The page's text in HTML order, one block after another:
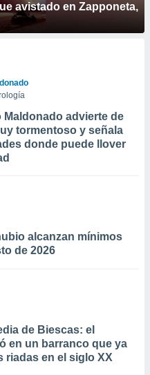
avistado en Zapponeta,
advierte de
tormentoso y señala
donde puede llover
alcanzan mínimos
de 2026
de Biescas: el
en un barranco que ya
riadas en el siglo XX